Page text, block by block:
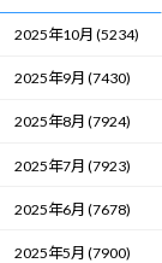
2025年10月 (5234)
2025年9月 (7430)
2025年8月 (7924)
2025年7月 (7923)
2025年6月 (7678)
2025年5月 (7900)